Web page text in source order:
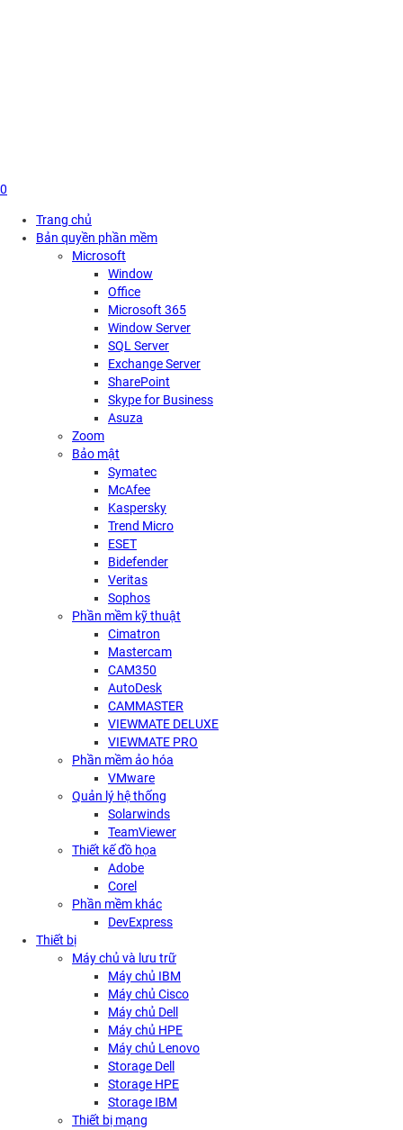
0
Trang chủ
Bản quyền phần mềm
Microsoft
Window
Office
Microsoft 365
Window Server
SQL Server
Exchange Server
SharePoint
Skype for Business
Asuza
Zoom
Bảo mật
Symatec
McAfee
Kaspersky
Trend Micro
ESET
Bidefender
Veritas
Sophos
Phần mềm kỹ thuật
Cimatron
Mastercam
CAM350
AutoDesk
CAMMASTER
VIEWMATE DELUXE
VIEWMATE PRO
Phần mềm ảo hóa
VMware
Quản lý hệ thống
Solarwinds
TeamViewer
Thiết kế đồ họa
Adobe
Corel
Phần mềm khác
DevExpress
Thiết bị
Máy chủ và lưu trữ
Máy chủ IBM
Máy chủ Cisco
Máy chủ Dell
Máy chủ HPE
Máy chủ Lenovo
Storage Dell
Storage HPE
Storage IBM
Thiết bị mạng